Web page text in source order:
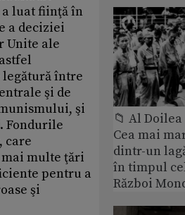
a luat fiinţă în
a deciziei
Unite ale
între
şi de
şi
Fondurile
care
multe ţări
pentru a
şi
📁 Al
Cea mai
dintr-un
în timpul
Război